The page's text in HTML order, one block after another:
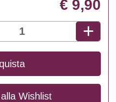
€ 9,90
+
Wishlist